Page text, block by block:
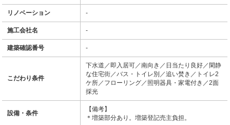
リノベーション -
施工会社名 -
建築確認番号 -
こだわり条件
下水道／即入居可／南向き／日当たり良好／閑静
な住宅街／バス・トイレ別／追い焚き／トイレ2
ケ所／フローリング／照明器具・家電付き／2面
採光
設備・条件
【備考】
＊増築部分あり。増築登記売主負担。